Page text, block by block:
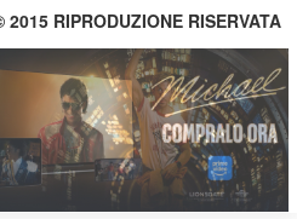
2015 RIPRODUZIONE RISERVATA